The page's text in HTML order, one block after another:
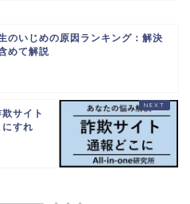
のいじめの原因ランキング：解決
めて解説
サイト
すれ